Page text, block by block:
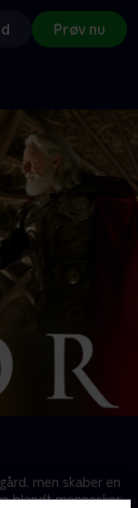
Prøv nu
men skaber en
blandt mennesker